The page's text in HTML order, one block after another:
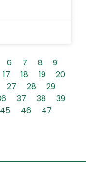
6 7 8
9
17 18 19
20
27 28
29
37 38
39
45 46
47